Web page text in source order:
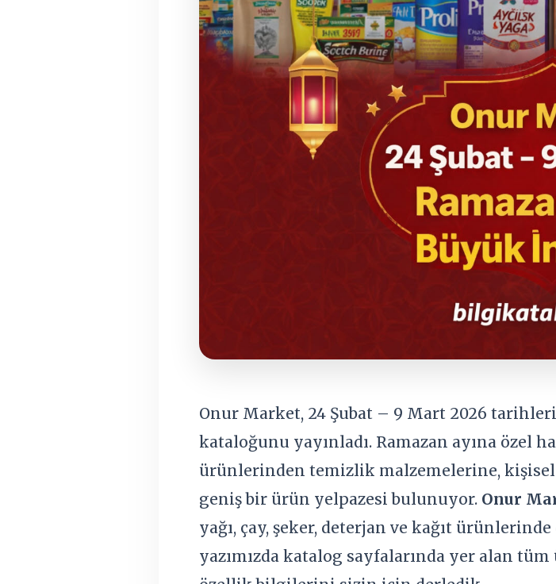
Onur Market, 24 Şubat – 9 Mart 2026
kataloğunu yayınladı. Ramazan ayına özel
ürünlerinden temizlik malzemelerine, kişisel
geniş bir ürün yelpazesi bulunuyor. Onur
yağı, çay, şeker, deterjan ve kağıt
yazımızda katalog sayfalarında yer alan